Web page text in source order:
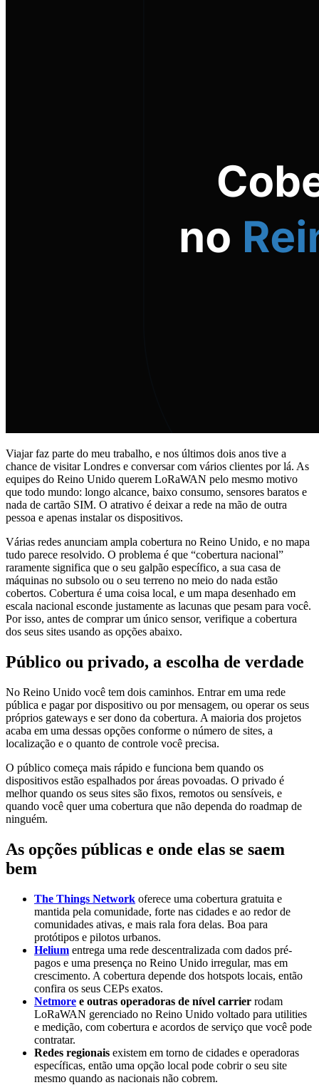
Viajar faz parte do meu trabalho, e nos últimos dois anos tive a
chance de visitar Londres e conversar com vários clientes por lá. As
equipes do Reino Unido querem LoRaWAN pelo mesmo motivo
que todo mundo: longo alcance, baixo consumo, sensores baratos e
nada de cartão SIM. O atrativo é deixar a rede na mão de outra
pessoa e apenas instalar os dispositivos.
Várias redes anunciam ampla cobertura no Reino Unido, e no mapa
tudo parece resolvido. O problema é que “cobertura nacional”
raramente significa que o seu galpão específico, a sua casa de
máquinas no subsolo ou o seu terreno no meio do nada estão
cobertos. Cobertura é uma coisa local, e um mapa desenhado em
escala nacional esconde justamente as lacunas que pesam para você.
Por isso, antes de comprar um único sensor, verifique a cobertura
dos seus sites usando as opções abaixo.
Público ou privado, a escolha de verdade
No Reino Unido você tem dois caminhos. Entrar em uma rede
pública e pagar por dispositivo ou por mensagem, ou operar os seus
próprios gateways e ser dono da cobertura. A maioria dos projetos
acaba em uma dessas opções conforme o número de sites, a
localização e o quanto de controle você precisa.
O público começa mais rápido e funciona bem quando os
dispositivos estão espalhados por áreas povoadas. O privado é
melhor quando os seus sites são fixos, remotos ou sensíveis, e
quando você quer uma cobertura que não dependa do roadmap de
ninguém.
As opções públicas e onde elas se saem
bem
The Things Network oferece uma cobertura gratuita e
mantida pela comunidade, forte nas cidades e ao redor de
comunidades ativas, e mais rala fora delas. Boa para
protótipos e pilotos urbanos.
Helium entrega uma rede descentralizada com dados pré-
pagos e uma presença no Reino Unido irregular, mas em
crescimento. A cobertura depende dos hotspots locais, então
confira os seus CEPs exatos.
Netmore e outras operadoras de nível carrier rodam
LoRaWAN gerenciado no Reino Unido voltado para utilities
e medição, com cobertura e acordos de serviço que você pode
contratar.
Redes regionais existem em torno de cidades e operadoras
específicas, então uma opção local pode cobrir o seu site
mesmo quando as nacionais não cobrem.